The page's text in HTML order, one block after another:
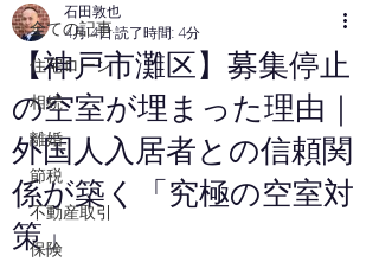
全ての記事
住宅ローン
相続
離婚
節税
不動産取引
保険
【神戸市灘区】募集停止
の空室が埋まった理由｜
外国人入居者との信頼関
係が築く「究極の空室対
策」
石田敦也
4月14日読了時間: 4分